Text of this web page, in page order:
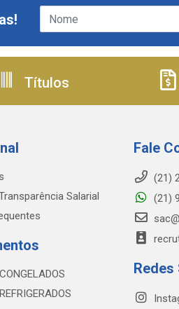
Títulos
Salarial
Fale
(21)
(21)
Redes